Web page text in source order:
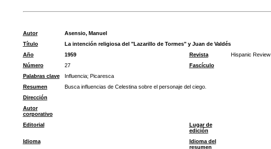
Autor
Asensio, Manuel
Título
La intención religiosa del "Lazarillo de Tormes" y Juan de Valdés
Año
1959 Revista Hispanic Review
Número
27 Fascículo
Palabras clave
Influencia; Picaresca
Resumen
Busca influencias de Celestina sobre el personaje del ciego.
Dirección
Autor
corporativo
Editorial
Lugar de
edición
Idioma
Idioma del
resumen